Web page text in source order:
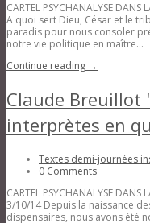
CARTEL PSYCHANALYSE
A quoi sert Dieu, César et le
paradis pour nous consoler
notre vie politique en maître...
Continue reading →
Claude Breuillot
interprètes en
Textes demi-journées
0 Comments
CARTEL PSYCHANALYSE
3/10/14 Depuis la naissance
dispensaires, nous avons été